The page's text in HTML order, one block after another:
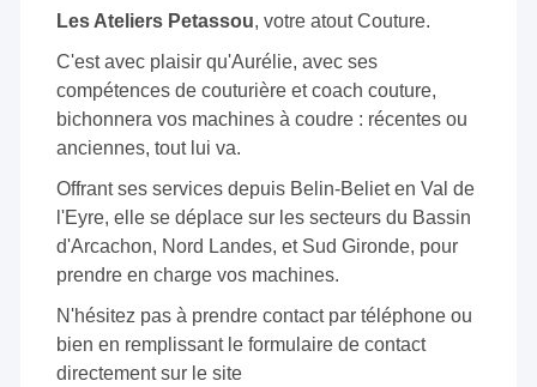
Les Ateliers Petassou, votre atout Couture.
C'est avec plaisir qu'Aurélie, avec ses
compétences de couturière et coach couture,
bichonnera vos machines à coudre : récentes ou
anciennes, tout lui va.
Offrant ses services depuis Belin-Beliet en Val de
l'Eyre, elle se déplace sur les secteurs du Bassin
d'Arcachon, Nord Landes, et Sud Gironde, pour
prendre en charge vos machines.
N'hésitez pas à prendre contact par téléphone ou
bien en remplissant le formulaire de contact
directement sur le site